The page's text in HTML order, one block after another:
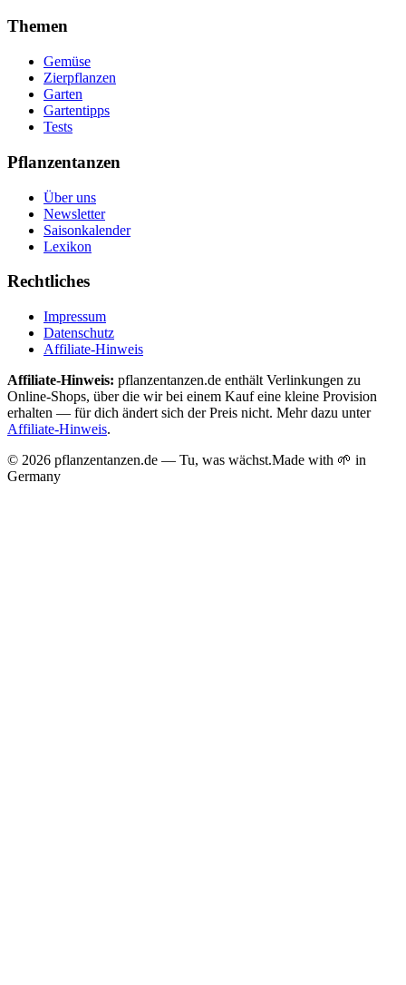
Themen
Gemüse
Zierpflanzen
Garten
Gartentipps
Tests
Pflanzentanzen
Über uns
Newsletter
Saisonkalender
Lexikon
Rechtliches
Impressum
Datenschutz
Affiliate-Hinweis
Affiliate-Hinweis: pflanzentanzen.de enthält Verlinkungen zu
Online-Shops, über die wir bei einem Kauf eine kleine Provision
erhalten — für dich ändert sich der Preis nicht. Mehr dazu unter
Affiliate-Hinweis.
© 2026 pflanzentanzen.de — Tu, was wächst.Made with 🌱 in
Germany